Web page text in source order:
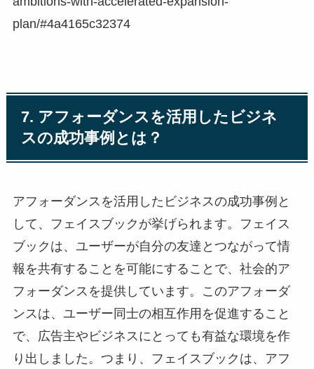
plan/#4a4165c32374
7. アフォーダンスを活用したビジネ
スの成功事例とは？
アフォーダンスを活用したビジネスの成功事例と
して、フェイスブックが挙げられます。フェイス
ブックは、ユーザーが自分の友達とつながって情
報を共有することを可能にすることで、社会的ア
フォーダンスを提供しています。このアフォーダ
ンスは、ユーザー同士の相互作用を促進すること
で、広告主やビジネスにとっても有益な環境を作
り出しました。つまり、フェイスブックは、アフ